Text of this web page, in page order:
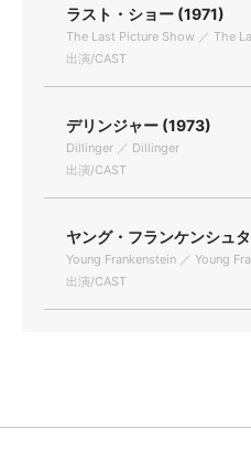
ラスト・ショー (1971)
The Last Picture Show ／ The
出演/CAST
デリンジャー (1973)
Dillinger ／ Dillinger
出演/CAST
ヤング・フランケンシュ
Young Frankenstein ／ Young
出演/CAST